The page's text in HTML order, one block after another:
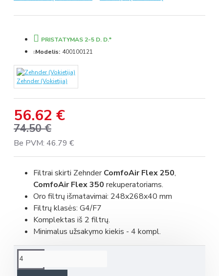
56.62 €
74.50 €
Be PVM: 46.79 €
PRISTATYMAS 2-5 D. D.*
Modelis: 400100121
Zehnder (Vokietija)
Filtrai skirti ZehnderComfoAir Flex 250,
ComfoAir Flex 350 rekuperatoriams.
Oro filtrų išmatavimai: 248x268x40 mm
Filtrų klasės: G4/F7
Komplektas iš 2 filtrų.
Minimalus užsakymo kiekis - 4 kompl.